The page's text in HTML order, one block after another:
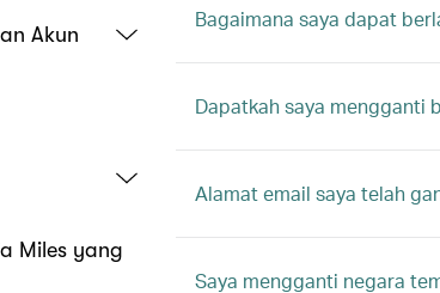
Akun
Miles yang
Bagaimana saya dapat
Dapatkah saya mengganti
Alamat email saya telah
Saya mengganti negara